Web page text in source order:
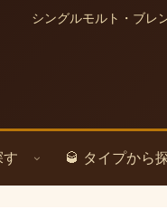
シングルモルト・ブレ
す 🥃 タイプから